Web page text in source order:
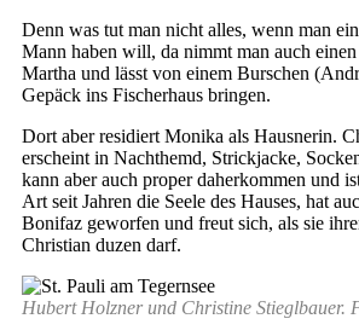
Denn was tut man nicht alles, wenn man
Mann haben will, da nimmt man auch
Martha und lässt von einem Burschen
Gepäck ins Fischerhaus bringen.
Dort aber residiert Monika als Hausnerin.
erscheint in Nachthemd, Strickjacke,
kann aber auch proper daherkommen und
Art seit Jahren die Seele des Hauses, hat
Bonifaz geworfen und freut sich, als sie
Christian duzen darf.
Hubert Holzner und Christine Stieglbauer.